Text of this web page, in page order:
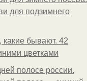
для подзимнего
бывают. 42
цветками
полосе россии.